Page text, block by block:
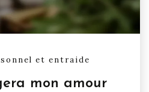
et entraide
mon amour